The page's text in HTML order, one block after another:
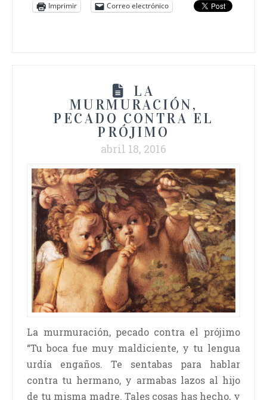
Imprimir Correo electrónico
LA
MURMURACIÓN,
PECADO CONTRA EL
PRÓJIMO
abril 18, 2016
La murmuración, pecado contra el prójimo
“Tu boca fue muy maldiciente, y tu lengua
urdía engaños. Te sentabas para hablar
contra tu hermano, y armabas lazos al hijo
de tu misma madre. Tales cosas has hecho, y